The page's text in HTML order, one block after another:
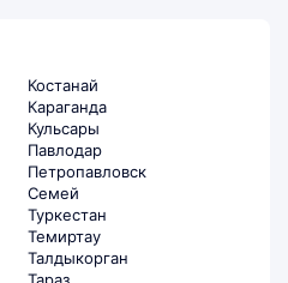
Костанай
Караганда
Кульсары
Павлодар
Петропавловск
Семей
Туркестан
Темиртау
Талдыкорган
Тараз